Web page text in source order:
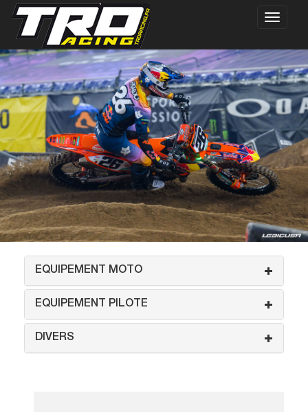
EQUIPEMENT MOTO
EQUIPEMENT PILOTE
DIVERS